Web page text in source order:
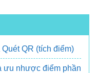
QR (tích điểm)
ưu nhược điểm phần